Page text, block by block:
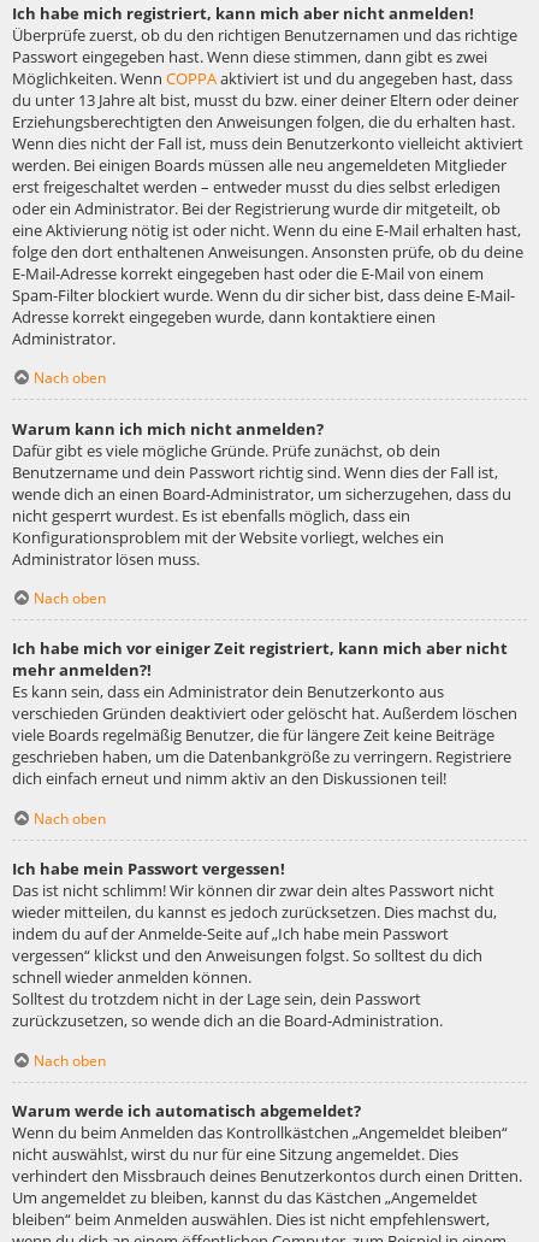
Ich habe mich registriert, kann mich aber nicht anmelden!
Überprüfe zuerst, ob du den richtigen Benutzernamen und das richtige
Passwort eingegeben hast. Wenn diese stimmen, dann gibt es zwei
Möglichkeiten. Wenn COPPAaktiviert ist und du angegeben hast, dass
du unter 13 Jahre alt bist, musst du bzw. einer deiner Eltern oder deiner
Erziehungsberechtigten den Anweisungen folgen, die du erhalten hast.
Wenn dies nicht der Fall ist, muss dein Benutzerkonto vielleicht aktiviert
werden. Bei einigen Boards müssen alle neu angemeldeten Mitglieder
erst freigeschaltet werden – entweder musst du dies selbst erledigen
oder ein Administrator. Bei der Registrierung wurde dir mitgeteilt, ob
eine Aktivierung nötig ist oder nicht. Wenn du eine E-Mail erhalten hast,
folge den dort enthaltenen Anweisungen. Ansonsten prüfe, ob du deine
E-Mail-Adresse korrekt eingegeben hast oder die E-Mail von einem
Spam-Filter blockiert wurde. Wenn du dir sicher bist, dass deine E-Mail-
Adresse korrekt eingegeben wurde, dann kontaktiere einen
Administrator.
Nach oben
Warum kann ich mich nicht anmelden?
Dafür gibt es viele mögliche Gründe. Prüfe zunächst, ob dein
Benutzername und dein Passwort richtig sind. Wenn dies der Fall ist,
wende dich an einen Board-Administrator, um sicherzugehen, dass du
nicht gesperrt wurdest. Es ist ebenfalls möglich, dass ein
Konfigurationsproblem mit der Website vorliegt, welches ein
Administrator lösen muss.
Nach oben
Ich habe mich vor einiger Zeit registriert, kann mich aber nicht
mehr anmelden?!
Es kann sein, dass ein Administrator dein Benutzerkonto aus
verschieden Gründen deaktiviert oder gelöscht hat. Außerdem löschen
viele Boards regelmäßig Benutzer, die für längere Zeit keine Beiträge
geschrieben haben, um die Datenbankgröße zu verringern. Registriere
dich einfach erneut und nimm aktiv an den Diskussionen teil!
Nach oben
Ich habe mein Passwort vergessen!
Das ist nicht schlimm! Wir können dir zwar dein altes Passwort nicht
wieder mitteilen, du kannst es jedoch zurücksetzen. Dies machst du,
indem du auf der Anmelde-Seite auf „Ich habe mein Passwort
vergessen“ klickst und den Anweisungen folgst. So solltest du dich
schnell wieder anmelden können.
Solltest du trotzdem nicht in der Lage sein, dein Passwort
zurückzusetzen, so wende dich an die Board-Administration.
Nach oben
Warum werde ich automatisch abgemeldet?
Wenn du beim Anmelden das Kontrollkästchen „Angemeldet bleiben“
nicht auswählst, wirst du nur für eine Sitzung angemeldet. Dies
verhindert den Missbrauch deines Benutzerkontos durch einen Dritten.
Um angemeldet zu bleiben, kannst du das Kästchen „Angemeldet
bleiben“ beim Anmelden auswählen. Dies ist nicht empfehlenswert,